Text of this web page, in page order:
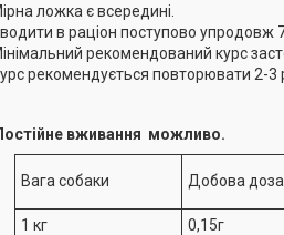
ложка є всередині.
в раціон поступово упродовж
рекомендований курс
рекомендується повторювати 2-3
вживання можливо.
Вага собаки Добова доза
1 кг
0,15г